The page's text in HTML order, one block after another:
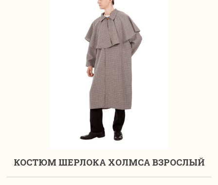
КОСТЮМ ШЕРЛОКА ХОЛМСА ВЗРОСЛЫЙ